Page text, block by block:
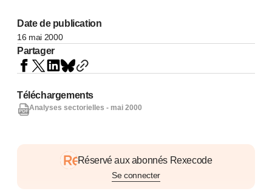
Date de publication
16 mai 2000
Partager
Réservé aux abonnés Rexecode
Se connecter
Téléchargements
Analyses sectorielles - mai 2000